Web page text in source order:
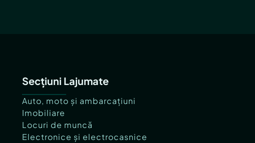
Secțiuni Lajumate
Auto, moto și ambarcațiuni
Imobiliare
Locuri de muncă
Electronice și electrocasnice